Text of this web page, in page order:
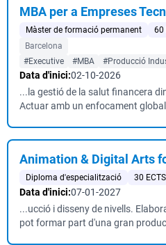
MBA per a Empreses
Màster de formació permanent 60
Barcelona
#Executive
#MBA #Producció
Data d'inici:02-10-2026
...la gestió de la salut financera
Actuar amb un enfocament
Animation & Digital Arts
Diploma d'especialització 30 ECTS
Data d'inici:07-01-2027
...ucció i disseny de nivells.
pot formar part d'una gran